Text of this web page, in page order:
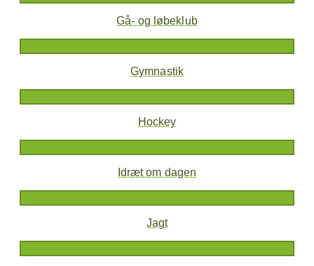
Gå- og løbeklub
Gymnastik
Hockey
Idræt om dagen
Jagt